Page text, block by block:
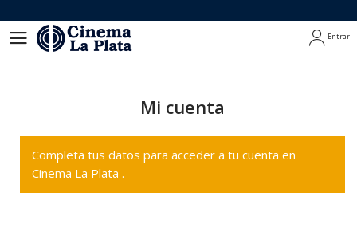
Entrar
Mi cuenta
Completa tus datos para acceder a tu cuenta en
Cinema La Plata .